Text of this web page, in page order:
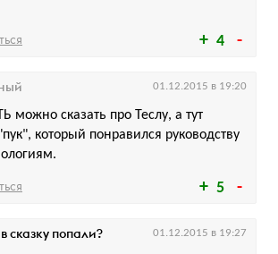
4
5
можно сказать про Теслу, а тут
который понравился руководству
01.12.2015 в 19:20
сказку попали? 01.12.2015 в 19:27